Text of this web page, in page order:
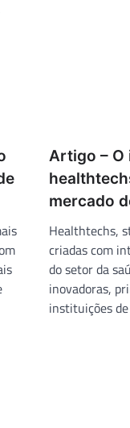
Artigo – O
mercado
Healthtechs,
criadas com
do setor da
inovadoras,
instituições